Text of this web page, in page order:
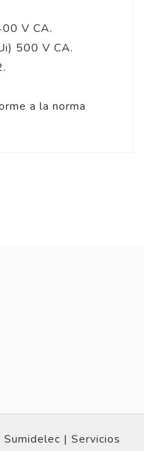
V CA.
500 V CA.
a la norma
| Servicios